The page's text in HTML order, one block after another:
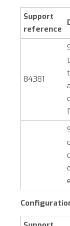
Support
reference
84381